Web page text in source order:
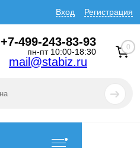
Вход Регистрация
+7-499-243-83-93
пн-пт 10:00-18:30
mail@stabiz.ru
0